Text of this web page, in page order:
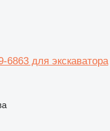
6863 для экскаватора